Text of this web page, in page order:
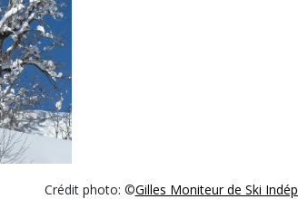
Crédit photo: ©Gilles Moniteur de Ski